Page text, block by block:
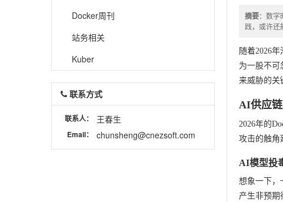
摘要：数字
践，或许还
随着2026
为一股不
来威胁的关
AI供应
2026年的
攻击的触角
AI模型投
想象一下，
产生非预期
Docker周刊
站务相关
Kuber
联系方式
联系人： 王春生
Email： chunsheng@cnezsoft.com